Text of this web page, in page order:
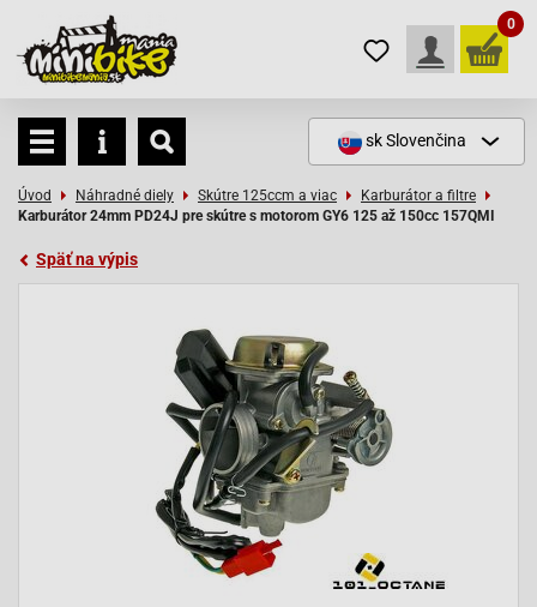
0
skSlovenčina
Úvod Náhradné diely Skútre 125ccm a viac
Karburátor a filtre
Karburátor 24mm PD24J pre skútre s motorom GY6 125 až 150cc 157QMI
Späť na výpis